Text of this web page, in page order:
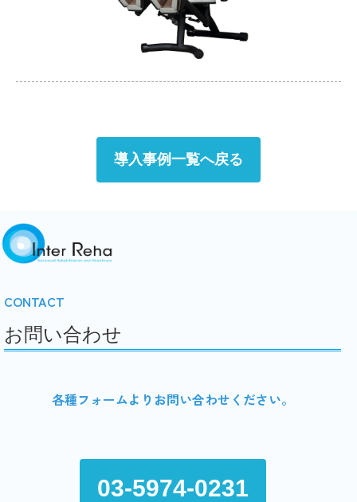
導入事例一覧へ戻る
CONTACT
お問い合わせ
各種フォームよりお問い合わせください。
03-5974-0231